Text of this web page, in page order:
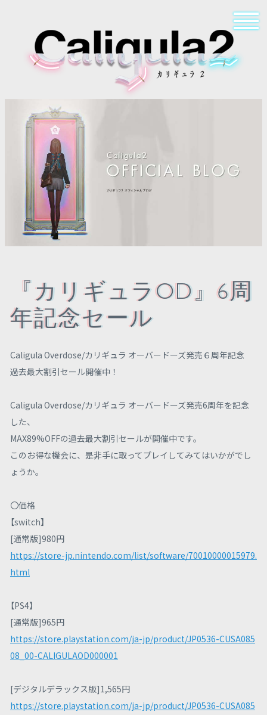
『カリギュラOD』6周
年記念セール
Caligula Overdose/カリギュラ オーバードーズ発売６周年記念
過去最大割引セール開催中！
Caligula Overdose/カリギュラ オーバードーズ発売6周年を記念
した、
MAX89%OFFの過去最大割引セールが開催中です。
このお得な機会に、是非手に取ってプレイしてみてはいかがでし
ょうか。
〇価格
【switch】
[通常版]980円
https://store-jp.nintendo.com/list/software/70010000015979.
html
【PS4】
[通常版]965円
https://store.playstation.com/ja-jp/product/JP0536-CUSA085
08_00-CALIGULAOD000001
[デジタルデラックス版]1,565円
https://store.playstation.com/ja-jp/product/JP0536-CUSA085